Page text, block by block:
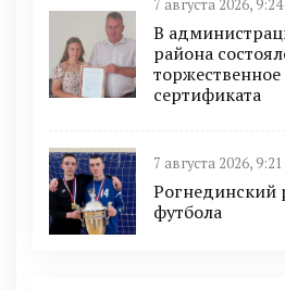
7 августа 2026, 9:24
В
района
сертификата
7 августа 2026, 9:21
Рогнединский
футбола